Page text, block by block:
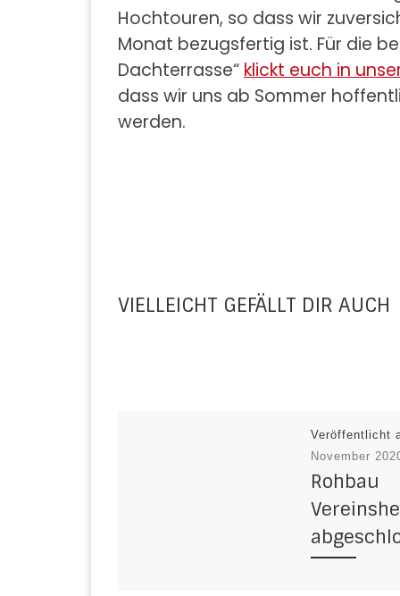
Hochtouren, so dass wir
Monat bezugsfertig ist. Für die
Dachterrasse“ klickt euch in
dass wir uns ab Sommer
werden.
VIELLEICHT GEFÄLLT DIR AUCH
Veröffentlicht
November
Rohbau